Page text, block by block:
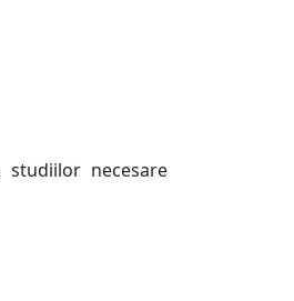
necesare